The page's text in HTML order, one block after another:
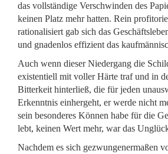
das vollständige Verschwinden des
keinen Platz mehr hatten. Rein
rationalisiert gab sich das
und gnadenlos effizient das
Auch wenn dieser Niedergang die
existentiell mit voller Härte traf und in
Bitterkeit hinterließ, die für jeden
Erkenntnis einhergeht, er werde nicht
sein besonderes Können habe für die
lebt, keinen Wert mehr, war das
Nachdem es sich gezwungenermaßen